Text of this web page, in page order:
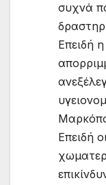
συχνά
Επειδή
Επειδή